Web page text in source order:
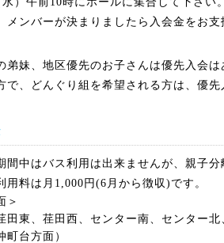
メンバーが決まりましたら入会金をお支
弟妹、地区優先のお子さんは優先入会
で、どんぐり組を希望される方は、優先
間中はバス利用は出来ませんが、親子
用料は月1,000円(6月から徴収)です。
＞
田東、荏田西、センター南、センター
町台方面）